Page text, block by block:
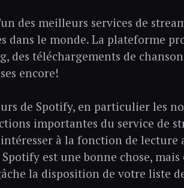
des meilleurs services de
dans le monde. La plateforme
des téléchargements de
encore!
de Spotify, en particulier les
importantes du service de
à la fonction de
est une bonne chose,
la disposition de votre liste